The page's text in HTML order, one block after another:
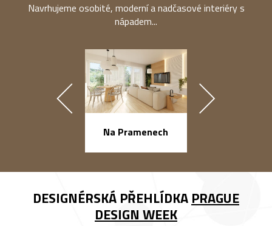
Navrhujeme osobité, moderní a nadčasové interiéry s
nápadem...
Na Pramenech
DESIGNÉRSKÁ PŘEHLÍDKA PRAGUE
DESIGN WEEK